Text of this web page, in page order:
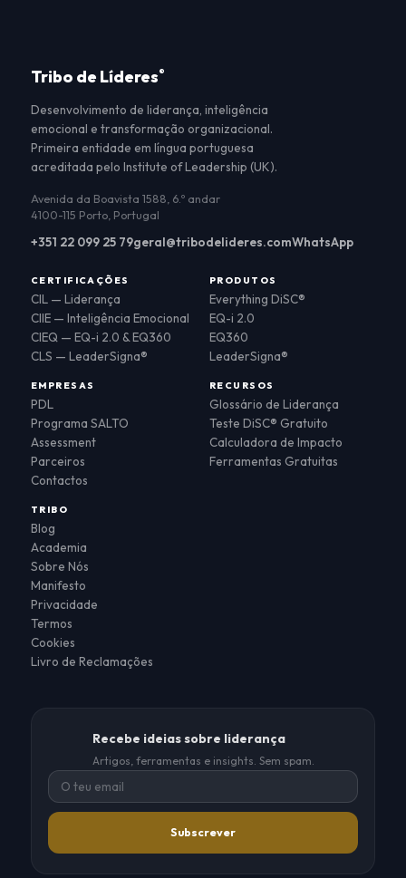
Tribo de Líderes®
Desenvolvimento de liderança, inteligência
emocional e transformação organizacional.
Primeira entidade em língua portuguesa
acreditada pelo Institute of Leadership (UK).
Avenida da Boavista 1588, 6.º andar
4100-115 Porto, Portugal
+351 22 099 25 79geral@tribodelideres.comWhatsApp
CERTIFICAÇÕES
CIL — Liderança
CIIE — Inteligência Emocional
CIEQ — EQ-i 2.0 & EQ360
CLS — LeaderSigna®
PRODUTOS
Everything DiSC®
EQ-i 2.0
EQ360
LeaderSigna®
EMPRESAS
PDL
Programa SALTO
Assessment
Parceiros
Contactos
RECURSOS
Glossário de Liderança
Teste DiSC® Gratuito
Calculadora de Impacto
Ferramentas Gratuitas
TRIBO
Blog
Academia
Sobre Nós
Manifesto
Privacidade
Termos
Cookies
Livro de Reclamações
Recebe ideias sobre liderança
Artigos, ferramentas e insights. Sem spam.
Subscrever